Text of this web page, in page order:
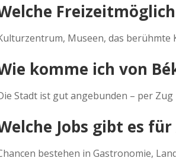
Museen, das berühmte
komme ich von
Stadt ist gut angebunden – per
Jobs gibt es
bestehen in Gastronomie,